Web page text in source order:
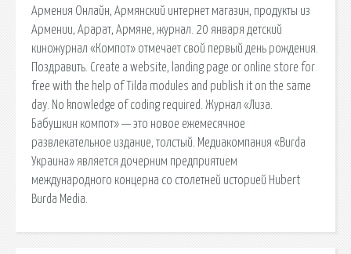
Армения Онлайн, Армянский интернет магазин, продукты из
Армении, Арарат, Армяне, журнал. 20 января детский
киножурнал «Компот» отмечает свой первый день рождения.
Поздравить. Create a website, landing page or online store for
free with the help of Tilda modules and publish it on the same
day. No knowledge of coding required. Журнал «Лиза.
Бабушкин компот» — это новое ежемесячное
развлекательное издание, толстый. Медиакомпания «Burda
Украина» является дочерним предприятием
международного концерна со столетней историей Hubert
Burda Media.